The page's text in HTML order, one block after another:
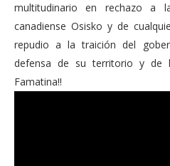
multitudinario en rechazo a
canadiense Osisko y de
repudio a la traición del
defensa de su territorio y de
Famatina!!